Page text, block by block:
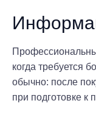
когда требуется
обычно: после
при подготовке к